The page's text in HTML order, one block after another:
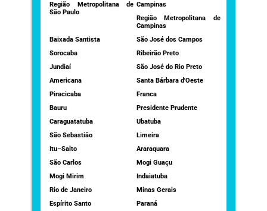
Região Metropolitana de
São Paulo
Campinas
Região Metropolitana de
Campinas
Baixada Santista
São José dos Campos
Sorocaba
Ribeirão Preto
Jundiaí
São José do Rio Preto
Americana
Santa Bárbara d'Oeste
Piracicaba
Franca
Bauru
Presidente Prudente
Caraguatatuba
Ubatuba
São Sebastião
Limeira
Itu–Salto
Araraquara
São Carlos
Mogi Guaçu
Mogi Mirim
Indaiatuba
Rio de Janeiro
Minas Gerais
Espírito Santo
Paraná